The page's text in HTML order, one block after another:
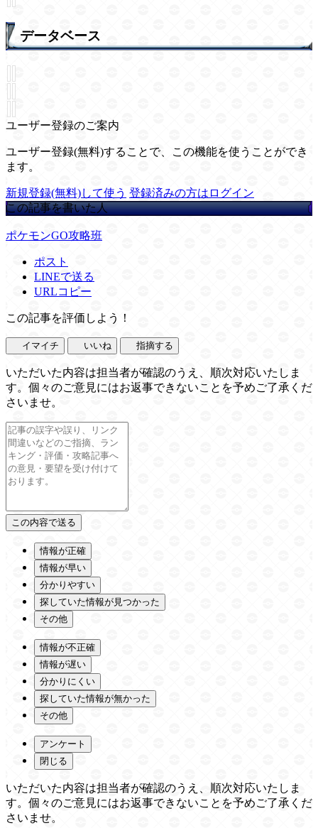
データベース
ユーザー登録のご案内
ユーザー登録(無料)することで、この機能を使うことができ
ます。
新規登録(無料)して使う 登録済みの方はログイン
この記事を書いた人
ポケモンGO攻略班
ポスト
LINEで送る
URLコピー
この記事を評価しよう！
イマイチ いいね 指摘する
いただいた内容は担当者が確認のうえ、順次対応いたしま
す。個々のご意見にはお返事できないことを予めご了承くだ
さいませ。
情報が正確
情報が早い
分かりやすい
探していた情報が見つかった
その他
情報が不正確
情報が遅い
分かりにくい
探していた情報が無かった
その他
アンケート
閉じる
いただいた内容は担当者が確認のうえ、順次対応いたしま
す。個々のご意見にはお返事できないことを予めご了承くだ
さいませ。